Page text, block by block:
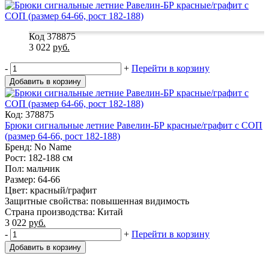
Код 378875
3 022 руб.
- + Перейти в корзину
Добавить в корзину
Код: 378875
Брюки сигнальные летние Равелин-БР красные/графит с СОП
(размер 64-66, рост 182-188)
Бренд: No Name
Рост: 182-188 см
Пол: мальчик
Размер: 64-66
Цвет: красный/графит
Защитные свойства: повышенная видимость
Страна производства: Китай
3 022 руб.
-
+ Перейти в корзину
Добавить в корзину